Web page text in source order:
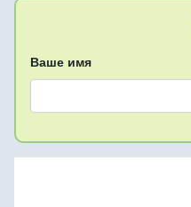
Ваше имя